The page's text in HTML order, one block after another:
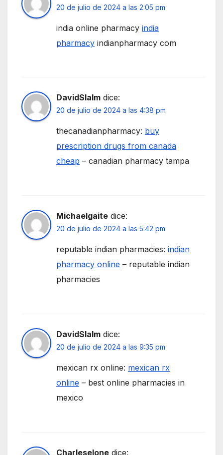
20 de julio de 2024 a las 2:05 pm
india online pharmacy india
pharmacy indianpharmacy com
DavidSlalm dice:
20 de julio de 2024 a las 4:38 pm
thecanadianpharmacy: buy
prescription drugs from canada
cheap – canadian pharmacy tampa
Michaelgaite dice:
20 de julio de 2024 a las 5:42 pm
reputable indian pharmacies: indian
pharmacy online – reputable indian
pharmacies
DavidSlalm dice:
20 de julio de 2024 a las 9:35 pm
mexican rx online: mexican rx
online – best online pharmacies in
mexico
Charleselone dice: